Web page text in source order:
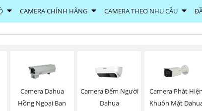
CAMERA CHÍNH HÃNG CAMERA THEO NHU CẦU
Camera Dahua
Hồng Ngoại Ban
Camera Đếm Người
Dahua
Camera Phát Hiện
Khuôn Mặt